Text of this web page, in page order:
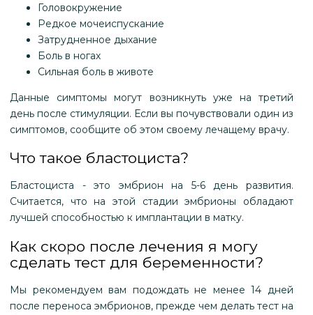
Головокружение
Редкое мочеиспускание
Затрудненное дыхание
Боль в ногах
Сильная боль в животе
Данные симптомы могут возникнуть уже на третий
день после стимуляции. Если вы почувствовали один из
симптомов, сообщите об этом своему лечащему врачу.
Что такое бластоциста?
Бластоциста - это эмбрион на 5-6 день развития.
Считается, что на этой стадии эмбрионы обладают
лучшей способностью к имплантации в матку.
Как скоро после лечения я могу
сделать тест для беременности?
Мы рекомендуем вам подождать не менее 14 дней
после переноса эмбрионов, прежде чем делать тест на